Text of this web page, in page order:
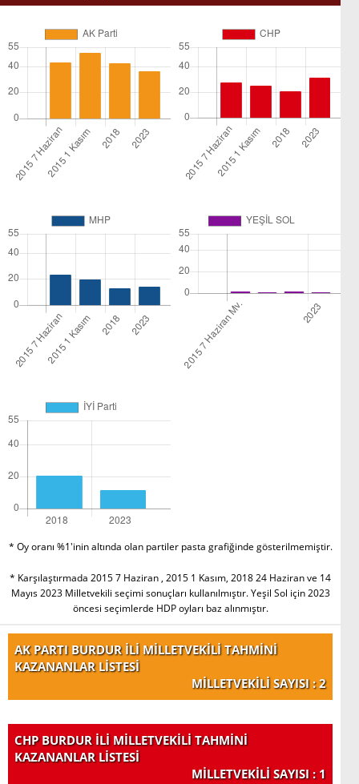
* Oy oranı %1'inin altında olan partiler pasta grafiğinde gösterilmemiştir.
* Karşılaştırmada 2015 7 Haziran , 2015 1 Kasım, 2018 24 Haziran ve 14
Mayıs 2023 Milletvekili seçimi sonuçları kullanılmıştır. Yeşil Sol için 2023
öncesi seçimlerde HDP oyları baz alınmıştır.
AK PARTI BURDUR İLİ MİLLETVEKİLİ TAHMİNİ
KAZANANLAR LİSTESİ
MİLLETVEKİLİ SAYISI : 2
CHP BURDUR İLİ MİLLETVEKİLİ TAHMİNİ
KAZANANLAR LİSTESİ
MİLLETVEKİLİ SAYISI : 1